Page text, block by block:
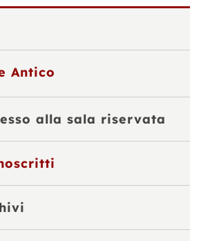
Antico
alla sala riservata